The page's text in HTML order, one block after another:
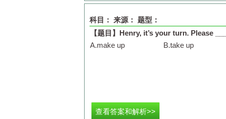
科目： 来源： 题型：
【题目】 Henry, it’s your turn. Please
A.make up B.take up
查看答案和解析>>